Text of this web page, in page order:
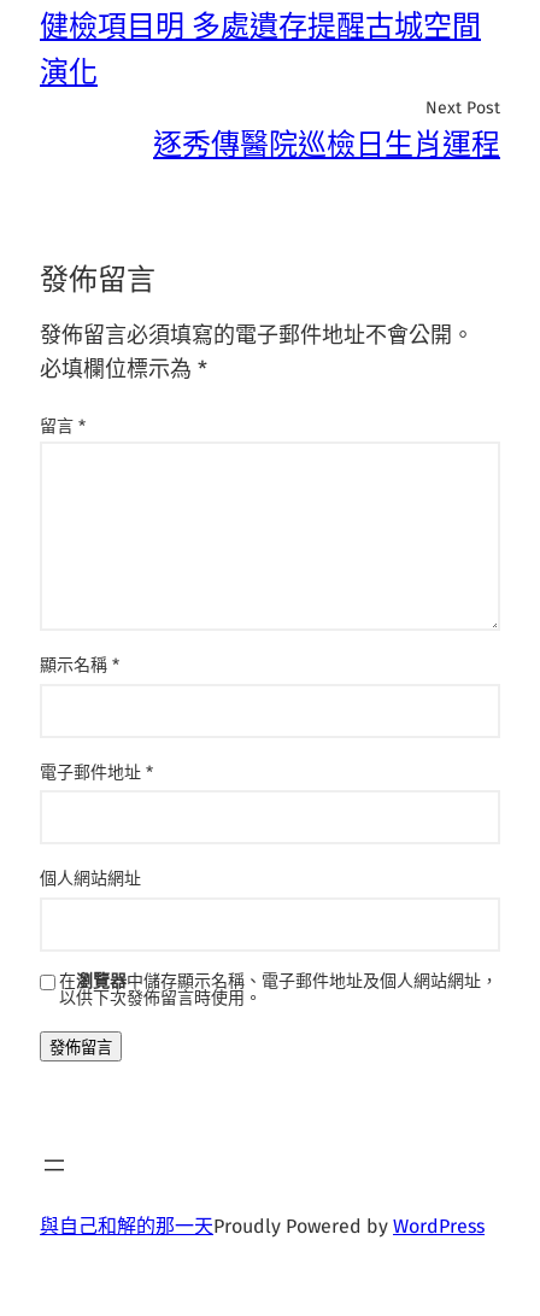
健檢項目明 多處遺存提醒古城空間
演化
Next Post
逐秀傳醫院巡檢日生肖運程
發佈留言
發佈留言必須填寫的電子郵件地址不會公開。
必填欄位標示為 *
留言 *
顯示名稱 *
電子郵件地址 *
個人網站網址
在瀏覽器中儲存顯示名稱、電子郵件地址及個人網站網址，
以供下次發佈留言時使用。
與自己和解的那一天Proudly Powered by WordPress